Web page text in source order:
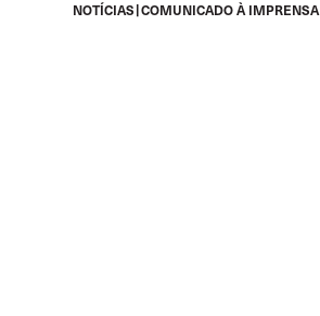
NOTÍCIAS COMUNICADO À IMPRENSA